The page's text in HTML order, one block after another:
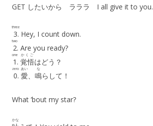
GET したいから ラララ I all give it to you.
3.
three
Hey, I count down.
2
two
. Are you ready?
1
one
. 覚悟
かくご
はどう？
0
zero
. 愛
あい
、 鳴
な
らして！
What ’bout my star?
かな